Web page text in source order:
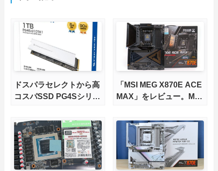
ドスパラセレクトから高
コスパSSD PG4Sシリー
「MSI MEG X870E ACE
MAX」をレビュー。M.2
版X870Eマザーボードを
徹底検証